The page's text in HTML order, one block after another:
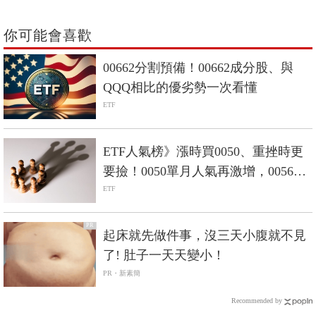
你可能會喜歡
00662分割預備！00662成分股、與
QQQ相比的優劣勢一次看懂
ETF
ETF人氣榜》漲時買0050、重挫時更
要撿！0050單月人氣再激增，0056重
返人氣二哥
ETF
PR
起床就先做件事，沒三天小腹就不見
了! 肚子一天天變小！
PR・新素簡
Recommended by